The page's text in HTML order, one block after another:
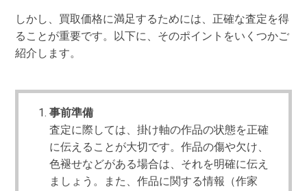
しかし、買取価格に満足するためには、正確な査定を得
ることが重要です。以下に、そのポイントをいくつかご
紹介します。
事前準備
査定に際しては、掛け軸の作品の状態を正確
に伝えることが大切です。作品の傷や欠け、
色褪せなどがある場合は、それを明確に伝え
ましょう。また、作品に関する情報（作家